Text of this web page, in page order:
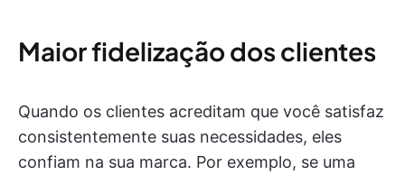
Maior fidelização dos clientes
Quando os clientes acreditam que você satisfaz
consistentemente suas necessidades, eles
confiam na sua marca. Por exemplo, se uma